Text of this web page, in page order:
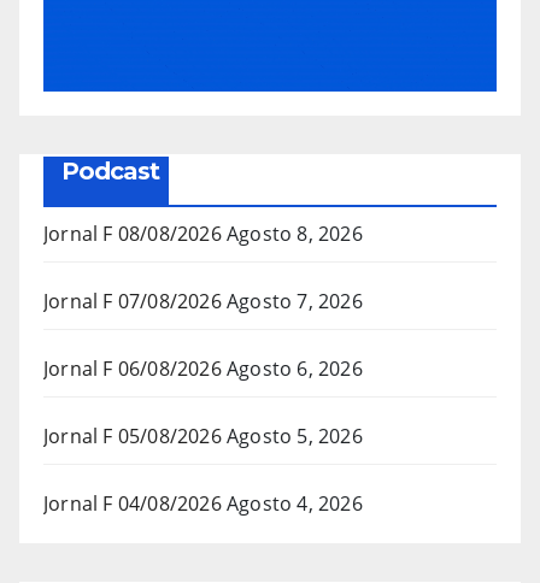
Podcast
Jornal F 08/08/2026Agosto 8, 2026
Jornal F 07/08/2026Agosto 7, 2026
Jornal F 06/08/2026Agosto 6, 2026
Jornal F 05/08/2026Agosto 5, 2026
Jornal F 04/08/2026Agosto 4, 2026